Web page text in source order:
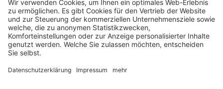
2026
VI.P Gen. landw. Gesellschaft